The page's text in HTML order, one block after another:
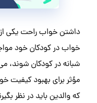
داشتن خواب راحت یکی از
خواب در کودکان خود
مؤثر برای بهبود کیفیت
که والدین باید در نظر